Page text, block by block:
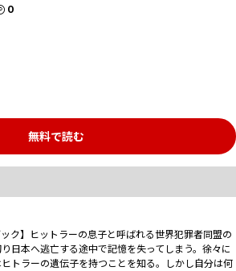
0
無料で読む
ック】ヒットラーの息子と呼ばれる世界犯罪者同盟の
日本へ逃亡する途中で記憶を失ってしまう。徐々に
トラーの遺伝子を持つことを知る。しかし自分は何